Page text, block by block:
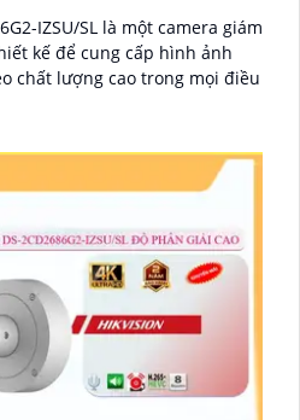
IZSU/SL là một camera giám
kế để cung cấp hình ảnh
chất lượng cao trong mọi điều